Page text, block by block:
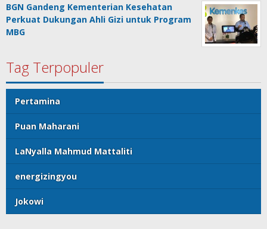
BGN Gandeng Kementerian Kesehatan
Perkuat Dukungan Ahli Gizi untuk Program
MBG
Tag Terpopuler
Pertamina
Puan Maharani
LaNyalla Mahmud Mattaliti
energizingyou
Jokowi